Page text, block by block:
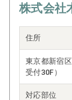
株式会社
住所
東京都新宿
受付30F）
対応部位